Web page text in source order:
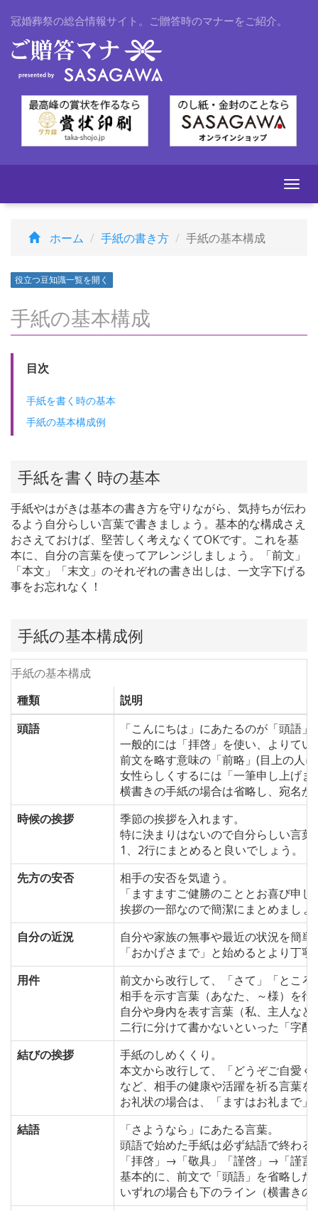
冠婚葬祭の総合情報サイト。ご贈答時のマナーをご紹介。
ホーム 手紙の書き方 手紙の基本構成
役立つ豆知識一覧を開く
手紙の基本構成
目次
手紙を書く時の基本
手紙の基本構成例
手紙を書く時の基本
手紙やはがきは基本の書き方を守りながら、気持ちが伝わ
るよう自分らしい言葉で書きましょう。基本的な構成さえ
おさえておけば、堅苦しく考えなくてOKです。これを基
本に、自分の言葉を使ってアレンジしましょう。「前文」
「本文」「末文」のそれぞれの書き出しは、一文字下げる
事をお忘れなく！
手紙の基本構成例
手紙の基本構成
種類
説明
頭語
「こんにちは」にあたるのが「頭語」
一般的には「拝啓」を使い、よりて
前文を略す意味の「前略」(目上の人
女性らしくするには「一筆申し上げ
横書きの手紙の場合は省略し、宛名
時候の挨拶
季節の挨拶を入れます。
特に決まりはないので自分らしい言
1、2行にまとめると良いでしょう。
先方の安否
相手の安否を気遣う。
「ますますご健勝のこととお喜び申
挨拶の一部なので簡潔にまとめましょ
自分の近況
自分や家族の無事や最近の状況を簡単
「おかげさまで」と始めるとより丁
用件
前文から改行して、「さて」「とこ
相手を示す言葉（あなた、～様）を行
自分や身内を表す言葉（私、主人な
二行に分けて書かないといった「字
結びの挨拶
手紙のしめくくり。
本文から改行して、「どうぞご自愛
など、相手の健康や活躍を祈る言葉を
お礼状の場合は、「ますはお礼まで」
結語
「さようなら」にあたる言葉。
頭語で始めた手紙は必ず結語で終わる
「拝啓」→「敬具」「謹啓」→「謹
基本的に、前文で「頭語」を省略し
いずれの場合も下のライン（横書き